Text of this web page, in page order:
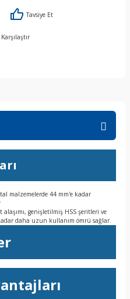
Tavsiye Et
Karşılaştır
malzemelerde 44 mm'e kadar
alaşımı, genişletilmiş HSS şeritleri ve
daha uzun kullanım ömrü sağlar.